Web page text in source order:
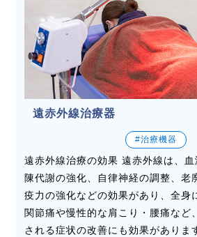
遠赤外線治療器
#治療機器
遠赤外線治療の効果 遠赤外線は、
陳代謝の強化、自律神経の調整、老
疫力の強化などの効果があり、全身
関節痛や慢性的な肩こり・腰痛など
される症状の改善にも効果がありま